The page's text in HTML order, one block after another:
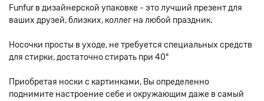
Funfur в дизайнерской упаковке - это лучший презент для
ваших друзей, близких, коллег на любой праздник.
Носочки просты в уходе, не требуется специальных средств
для стирки, достаточно стирать при 40°
Приобретая носки с картинками, Вы определенно
поднимите настроение себе и окружающим даже в самый